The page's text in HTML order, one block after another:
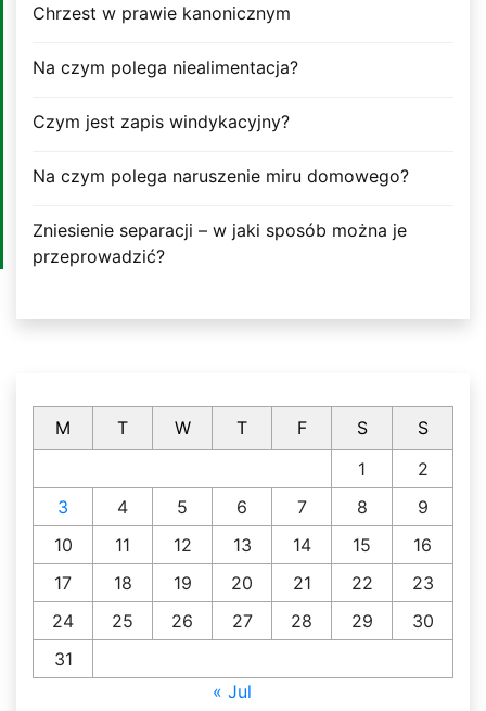
Chrzest w prawie kanonicznym
Na czym polega niealimentacja?
Czym jest zapis windykacyjny?
Na czym polega naruszenie miru domowego?
Zniesienie separacji – w jaki sposób można je
przeprowadzić?
M T W T F S
S
1
2
3
4 5 6 7 8
9
10
11 12 13 14 15
16
17
18 19 20 21 22
23
24
25 26 27 28 29
30
31
« Jul